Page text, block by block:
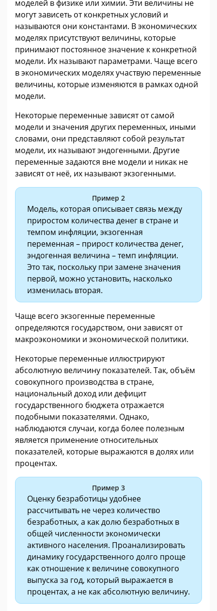
моделей в физике или химии. Эти величины не
могут зависеть от конкретных условий и
называются они константами. В экономических
моделях присутствуют величины, которые
принимают постоянное значение к конкретной
модели. Их называют параметрами. Чаще всего
в экономических моделях участвую переменные
величины, которые изменяются в рамках одной
модели.
Некоторые переменные зависят от самой
модели и значения других переменных, иными
словами, они представляют собой результат
модели, их называют эндогенными. Другие
переменные задаются вне модели и никак не
зависят от неё, их называют экзогенными.
Пример 2
Модель, которая описывает связь между
приростом количества денег в стране и
темпом инфляции, экзогенная
переменная – прирост количества денег,
эндогенная величина – темп инфляции.
Это так, поскольку при замене значения
первой, можно установить, насколько
изменилась вторая.
Чаще всего экзогенные переменные
определяются государством, они зависят от
макроэкономики и экономической политики.
Некоторые переменные иллюстрируют
абсолютную величину показателей. Так, объём
совокупного производства в стране,
национальный доход или дефицит
государственного бюджета отражается
подобными показателями. Однако,
наблюдаются случаи, когда более полезным
является применение относительных
показателей, которые выражаются в долях или
процентах.
Пример 3
Оценку безработицы удобнее
рассчитывать не через количество
безработных, а как долю безработных в
общей численности экономически
активного населения. Проанализировать
динамику государственного долго проще
как отношение к величине совокупного
выпуска за год, который выражается в
процентах, а не как абсолютную величину.